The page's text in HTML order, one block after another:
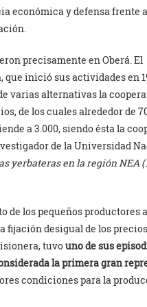
económica y defensa frente
precisamente en Oberá. El
inició sus actividades en
varias alternativas la
de los cuales alrededor de
a 3.000, siendo ésta la
de la Universidad
yerbateras en la región NEA
de los pequeños productores
desigual de los
tuvouno de sus
la primera gran
condiciones para la